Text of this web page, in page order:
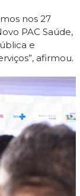
nos 27
PAC Saúde,
e
afirmou.